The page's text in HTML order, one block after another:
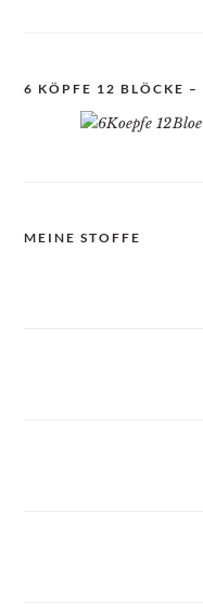
6 KÖPFE 12 BLÖCKE –
MEINE STOFFE